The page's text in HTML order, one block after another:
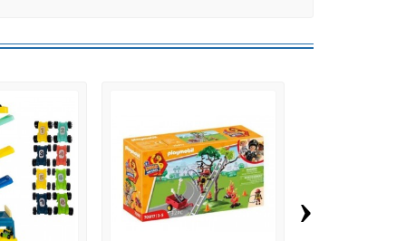
›